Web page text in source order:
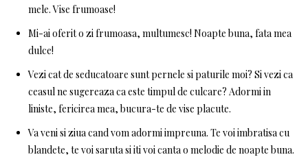
mele. Vise frumoase!
Mi-ai oferit o zi frumoasa, multumesc! Noapte buna, fata mea
dulce!
Vezi cat de seducatoare sunt pernele si paturile moi? Si vezi ca
ceasul ne sugereaza ca este timpul de culcare? Adormi in
liniste, fericirea mea, bucura-te de vise placute.
Va veni si ziua cand vom adormi impreuna. Te voi imbratisa cu
blandete, te voi saruta si iti voi canta o melodie de noapte buna.